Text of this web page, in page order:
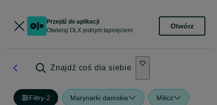
Przejdź do aplikacji
Otwieraj OLX jednym tapnięciem
Otwórz
Znajdź coś dla siebie
Filtry·2 Marynarki damskie Milicz